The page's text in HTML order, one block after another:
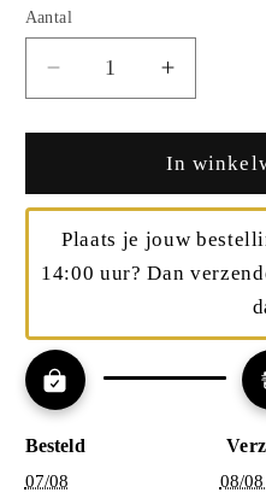
Aantal
Aantal
verlagen
voor
Gehamerde
Oorstekers
–
Rustiek
&amp;
Twinolo
Aantal
verhogen
voor
–
Rustiek
&amp;
In
14:00 uur? Dan
Besteld
07/08 08/